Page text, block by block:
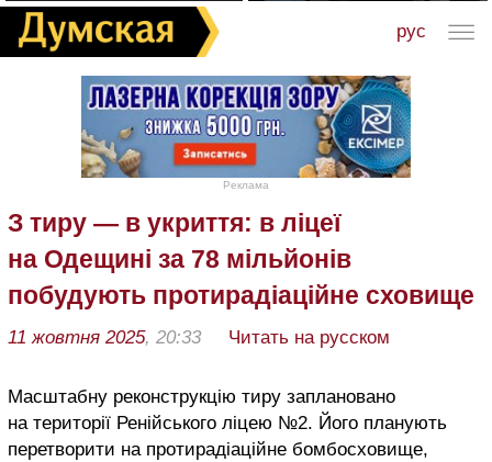
рус
Реклама
З тиру — в укриття: в ліцеї
на Одещині за 78 мільйонів
побудують протирадіаційне сховище
11 жовтня 2025, 20:33 Читать на русском
Масштабну реконструкцію тиру заплановано
на території Ренійського ліцею №2. Його планують
перетворити на протирадіаційне бомбосховище,